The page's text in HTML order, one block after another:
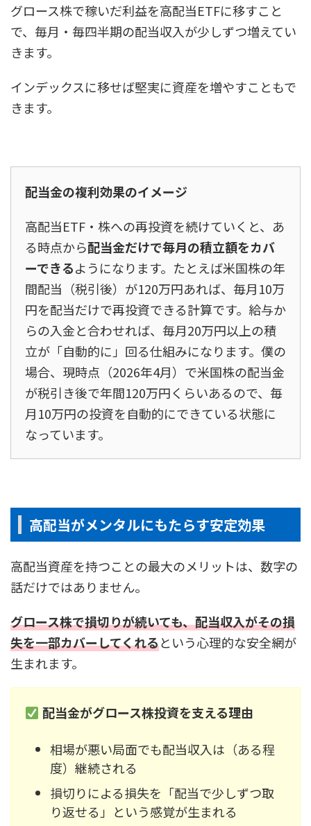
グロース株で稼いだ利益を高配当ETFに移すこと
で、毎月・毎四半期の配当収入が少しずつ増えてい
きます。
インデックスに移せば堅実に資産を増やすこともで
きます。
配当金の複利効果のイメージ
高配当ETF・株への再投資を続けていくと、あ
る時点から配当金だけで毎月の積立額をカバ
ーできるようになります。たとえば米国株の年
間配当（税引後）が120万円あれば、毎月10万
円を配当だけで再投資できる計算です。給与か
らの入金と合わせれば、毎月20万円以上の積
立が「自動的に」回る仕組みになります。僕の
場合、現時点（2026年4月）で米国株の配当金
が税引き後で年間120万円くらいあるので、毎
月10万円の投資を自動的にできている状態に
なっています。
高配当がメンタルにもたらす安定効果
高配当資産を持つことの最大のメリットは、数字の
話だけではありません。
グロース株で損切りが続いても、配当収入がその損
失を一部カバーしてくれるという心理的な安全網が
生まれます。
配当金がグロース株投資を支える理由
相場が悪い局面でも配当収入は（ある程
度）継続される
損切りによる損失を「配当で少しずつ取
り返せる」という感覚が生まれる